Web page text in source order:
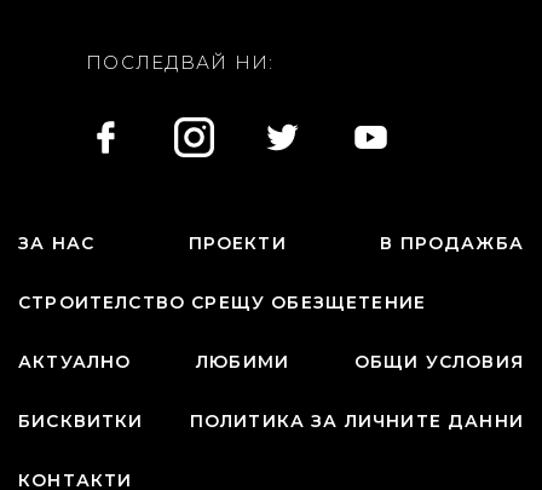
ПОСЛЕДВАЙ НИ:
ЗА НАС ПРОЕКТИ В ПРОДАЖБА
СТРОИТЕЛСТВО СРЕЩУ ОБЕЗЩЕТЕНИЕ
АКТУАЛНО ЛЮБИМИ ОБЩИ УСЛОВИЯ
БИСКВИТКИ ПОЛИТИКА ЗА ЛИЧНИТЕ ДАННИ
КОНТАКТИ